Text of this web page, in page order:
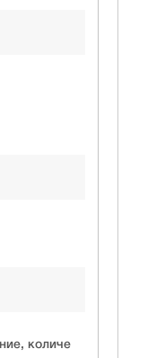
количе